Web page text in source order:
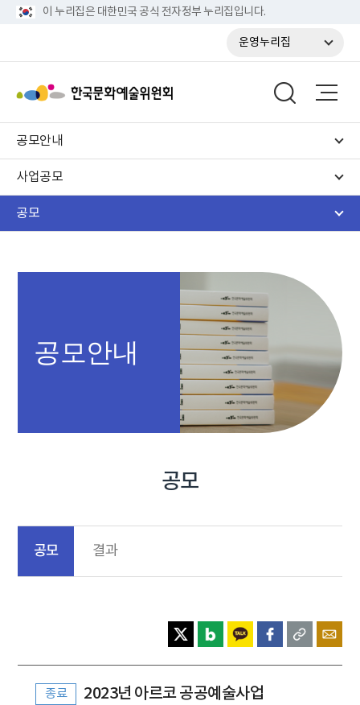
이 누리집은 대한민국 공식 전자정부 누리집입니다.
운영누리집
공모안내
사업공모
공모
공모안내
공모
공모 결과
종료
2023년 아르코 공공예술사업